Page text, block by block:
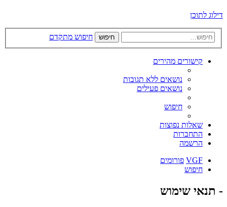
דילוג לתוכן
חיפוש חיפוש מתקדם
קישורים מהירים
נושאים ללא תגובות
נושאים פעילים
חיפוש
שאלות נפוצות
התחברות
הרשמה
VGF פורומים
חיפוש
- תנאי שימוש